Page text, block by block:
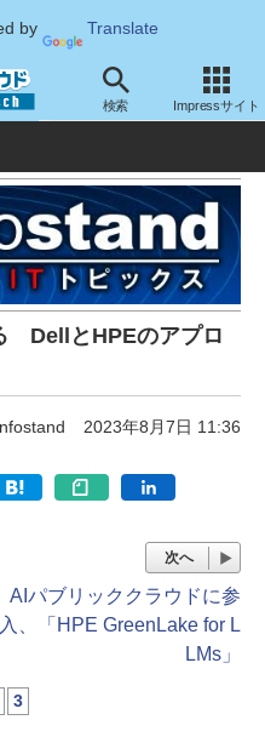
by Translate
検索 Impressサイト
向
DellとHPEのアプロ
2023年8月7日 11:36
次へ
AIパブリッククラウドに参
入、「HPE GreenLake for L
LMs」
3